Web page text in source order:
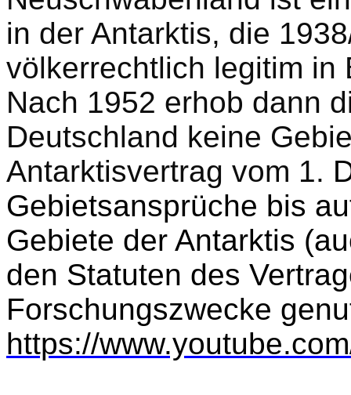
in der Antarktis, die
völkerrechtlich legitim in
Nach 1952 erhob dann
Deutschland keine
Antarktisvertrag vom 1.
Gebietsansprüche bis
Gebiete der Antarktis
den Statuten des
Forschungszwecke
https://